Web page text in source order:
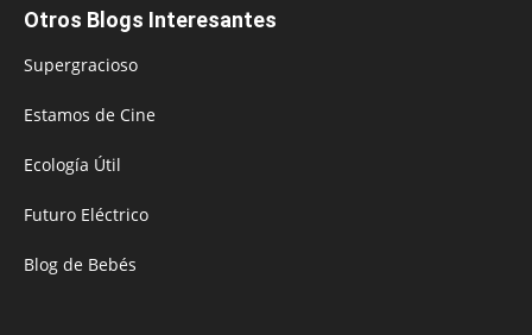
Otros Blogs Interesantes
Supergracioso
Estamos de Cine
Ecología Útil
Futuro Eléctrico
Blog de Bebés